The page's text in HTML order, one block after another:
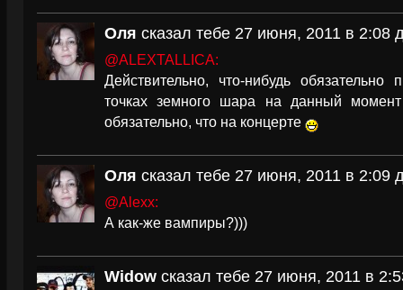
Оля сказал тебе 27 июня, 2011 в 2:08
@ALEXTALLICA:
Действительно, что-нибудь
точках земного шара на данный
обязательно, что на концерте
Оля сказал тебе 27 июня, 2011 в 2:09
@Alexx:
А как-же вампиры?)))
Widow сказал тебе 27 июня, 2011 в